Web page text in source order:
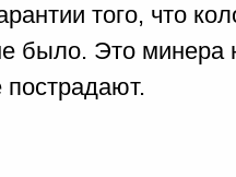
того, что
было. Это